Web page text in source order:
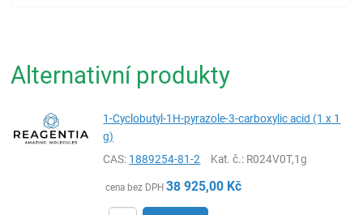
Alternativní produkty
1-Cyclobutyl-1H-pyrazole-3-carboxylic acid (1 x 1
g)
CAS: 1889254-81-2 Kat. č.: R024V0T,1g
cena bez DPH 38 925,00 Kč